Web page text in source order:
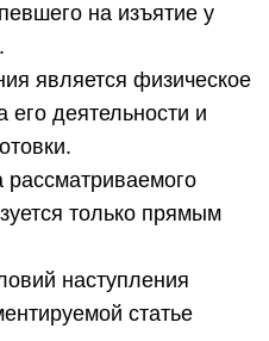
на изъятие у
является физическое
его деятельности и
рассматриваемого
только прямым
наступления
статье